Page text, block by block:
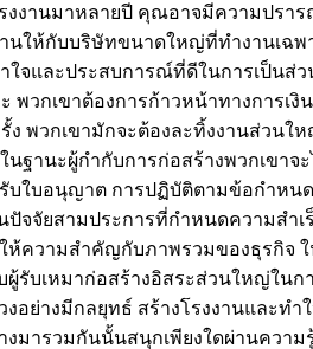
งานมาหลายปี คุณอาจมีความปรา
นให้กับบริษัทขนาดใหญ่ที่ทำงานเฉ
ใจและประสบการณ์ที่ดีในการเป็
ะ พวกเขาต้องการก้าวหน้าทางกา
ง พวกเขามักจะต้องละทิ้งงานส่วน
ฐานะผู้กำกับการก่อสร้างพวกเขาจ
ใบอนุญาต การปฏิบัติตามข้อกำหน
ปัจจัยสามประการที่กำหนดความส
ความสำคัญกับภาพรวมของธุรกิจ
รับเหมาก่อสร้างอิสระส่วนใหญ่ใน
งอย่างมีกลยุทธ์ สร้างโรงงานแล
งมารวมกันนั้นสนุกเพียงใดผ่านควา